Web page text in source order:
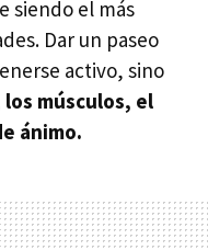
siendo el más
Dar un paseo
activo, sino
músculos, el
ánimo.